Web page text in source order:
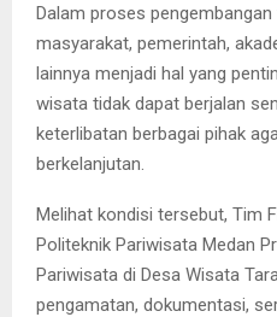
Dalam proses
masyarakat, pemerintah,
lainnya menjadi hal yang
wisata tidak dapat berjalan
keterlibatan berbagai pihak
berkelanjutan.
Melihat kondisi tersebut, Tim
Politeknik Pariwisata Medan
Pariwisata di Desa Wisata
pengamatan, dokumentasi,